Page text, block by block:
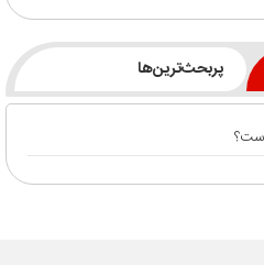
پربحث‌ترین‌ها